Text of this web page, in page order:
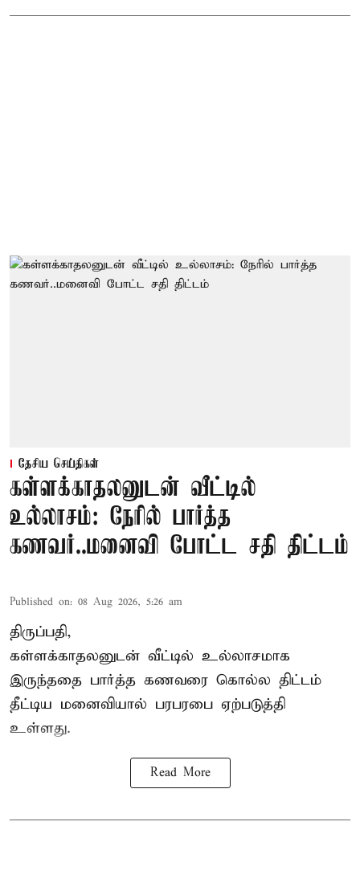
தேசிய செய்திகள்
கள்ளக்காதலனுடன் வீட்டில்
உல்லாசம்: நேரில் பார்த்த
கணவர்..மனைவி போட்ட சதி திட்டம்
Published on: 08 Aug 2026, 5:26 am
திருப்பதி,
கள்ளக்காதலனுடன் வீட்டில் உல்லாசமாக
இருந்ததை பார்த்த கணவரை கொல்ல திட்டம்
தீட்டிய மனைவியால் பரபரபை ஏற்படுத்தி
உள்ளது.
Read More